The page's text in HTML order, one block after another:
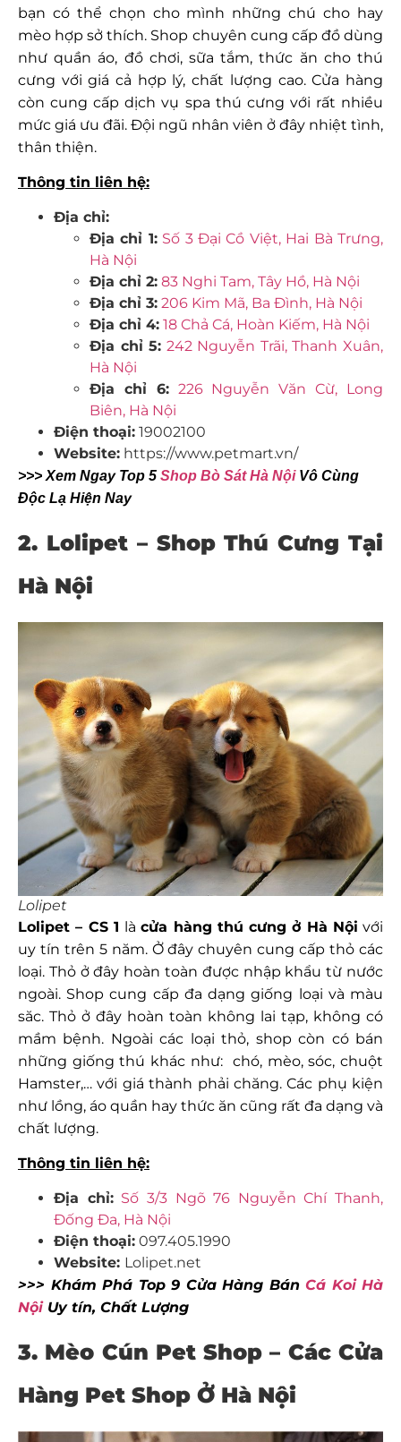
bạn có thể chọn cho mình những chú cho hay
mèo hợp sở thích. Shop chuyên cung cấp đồ dùng
như quần áo, đồ chơi, sữa tắm, thức ăn cho thú
cưng với giá cả hợp lý, chất lượng cao. Cửa hàng
còn cung cấp dịch vụ spa thú cưng với rất nhiều
mức giá ưu đãi. Đội ngũ nhân viên ở đây nhiệt tình,
thân thiện.
Thông tin liên hệ:
Địa chỉ:
Địa chỉ 1: Số 3 Đại Cồ Việt, Hai Bà Trưng,
Hà Nội
Địa chỉ 2: 83 Nghi Tam, Tây Hồ, Hà Nội
Địa chỉ 3: 206 Kim Mã, Ba Đình, Hà Nội
Địa chỉ 4: 18 Chả Cá, Hoàn Kiếm, Hà Nội
Địa chỉ 5: 242 Nguyễn Trãi, Thanh Xuân,
Hà Nội
Địa chỉ 6: 226 Nguyễn Văn Cừ, Long
Biên, Hà Nội
Điện thoại: 19002100
Website: https://www.petmart.vn/
>>> Xem Ngay Top 5 Shop Bò Sát Hà NộiVô Cùng
Độc Lạ Hiện Nay
2. Lolipet – Shop Thú Cưng Tại
Hà Nội
Lolipet
Lolipet – CS 1 làcửa hàng thú cưng ở Hà Nội với
uy tín trên 5 năm. Ở đây chuyên cung cấp thỏ các
loại. Thỏ ở đây hoàn toàn được nhập khẩu từ nước
ngoài. Shop cung cấp đa dạng giống loại và màu
săc. Thỏ ở đây hoàn toàn không lai tạp, không có
mầm bệnh. Ngoài các loại thỏ, shop còn có bán
những giống thú khác như: chó, mèo, sóc, chuột
Hamster,… với giá thành phải chăng. Các phụ kiện
như lồng, áo quần hay thức ăn cũng rất đa dạng và
chất lượng.
Thông tin liên hệ:
Địa chỉ: Số 3/3 Ngõ 76 Nguyễn Chí Thanh,
Đống Đa, Hà Nội
Điện thoại: 097.405.1990
Website: Lolipet.net
>>> Khám Phá Top 9 Cửa Hàng Bán Cá Koi Hà
NộiUy tín, Chất Lượng
3. Mèo Cún Pet Shop – Các Cửa
Hàng Pet Shop Ở Hà Nội